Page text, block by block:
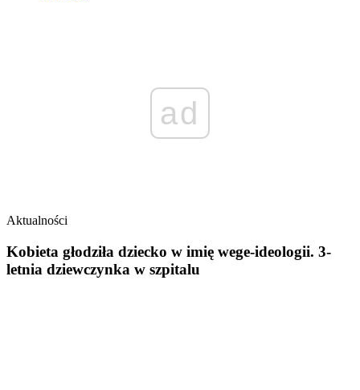
ad
Aktualności
Kobieta głodziła dziecko w imię wege-ideologii. 3-
letnia dziewczynka w szpitalu